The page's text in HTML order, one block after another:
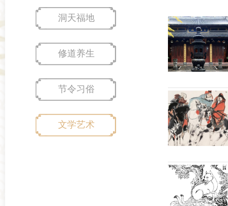
洞天福地
修道养生
节令习俗
文学艺术